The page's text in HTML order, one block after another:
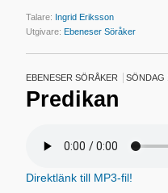
Talare: Ingrid Eriksson
Utgivare:Ebeneser Söråker
EBENESER SÖRÅKER SÖNDAG
Predikan
Direktlänk till MP3-fil!